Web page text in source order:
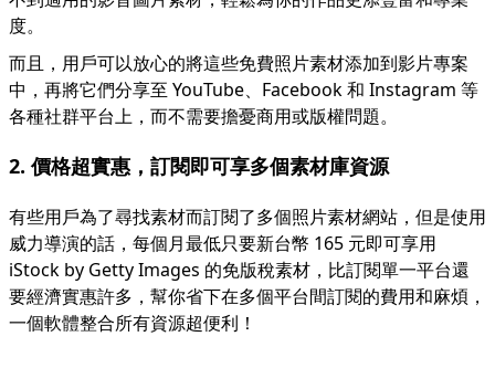
度。
而且，用戶可以放心的將這些免費照片素材添加到影片專案
中，再將它們分享至 YouTube、Facebook 和 Instagram 等
各種社群平台上，而不需要擔憂商用或版權問題。
2. 價格超實惠，訂閱即可享多個素材庫資源
有些用戶為了尋找素材而訂閱了多個照片素材網站，但是使用
威力導演的話，每個月最低只要新台幣 165 元即可享用
iStock by Getty Images 的免版稅素材，比訂閱單一平台還
要經濟實惠許多，幫你省下在多個平台間訂閱的費用和麻煩，
一個軟體整合所有資源超便利！